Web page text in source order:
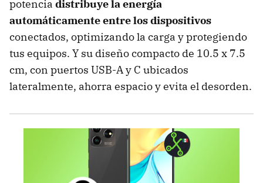
potencia distribuye la energía
automáticamente entre los dispositivos
conectados, optimizando la carga y protegiendo
tus equipos. Y su diseño compacto de 10.5 x 7.5
cm, con puertos USB-A y C ubicados
lateralmente, ahorra espacio y evita el desorden.